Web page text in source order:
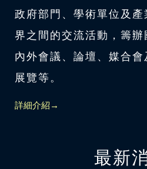
政府部門、學術單位及產
界之間的交流活動，籌辦
內外會議、論壇、媒合會
展覽等。
詳細介紹→
最新